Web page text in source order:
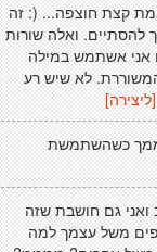
קצת חוצפה... (: זה
להסתיים. ואלה שורות
אני אשתמש במילה
לא שיש רע
[ליצירה]
כשהשתמשת
ואני גם חושבת שזה
משל עצמך למה